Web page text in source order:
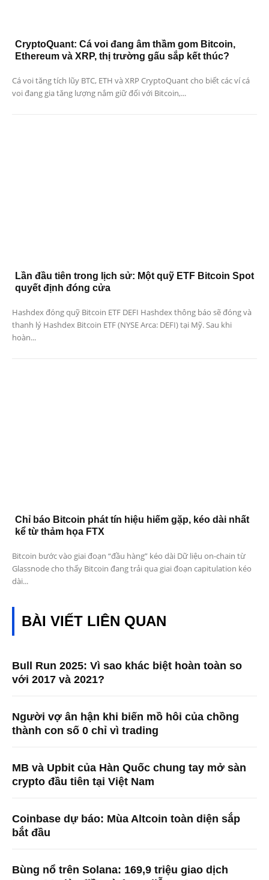
CryptoQuant: Cá voi đang âm thầm gom Bitcoin,
Ethereum và XRP, thị trường gấu sắp kết thúc?
Cá voi tăng tích lũy BTC, ETH và XRP CryptoQuant cho biết các ví cá
voi đang gia tăng lượng nắm giữ đối với Bitcoin,...
Lần đầu tiên trong lịch sử: Một quỹ ETF Bitcoin Spot
quyết định đóng cửa
Hashdex đóng quỹ Bitcoin ETF DEFI Hashdex thông báo sẽ đóng và
thanh lý Hashdex Bitcoin ETF (NYSE Arca: DEFI) tại Mỹ. Sau khi
hoàn...
Chỉ báo Bitcoin phát tín hiệu hiếm gặp, kéo dài nhất
kể từ thảm họa FTX
Bitcoin bước vào giai đoạn “đầu hàng” kéo dài Dữ liệu on-chain từ
Glassnode cho thấy Bitcoin đang trải qua giai đoạn capitulation kéo
dài...
BÀI VIẾT LIÊN QUAN
Bull Run 2025: Vì sao khác biệt hoàn toàn so
với 2017 và 2021?
Người vợ ân hận khi biến mồ hôi của chồng
thành con số 0 chỉ vì trading
MB và Upbit của Hàn Quốc chung tay mở sàn
crypto đầu tiên tại Việt Nam
Coinbase dự báo: Mùa Altcoin toàn diện sắp
bắt đầu
Bùng nổ trên Solana: 169,9 triệu giao dịch